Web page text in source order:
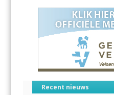
Recent nieuws